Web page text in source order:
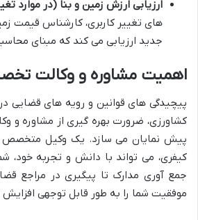
ارزیابی ارزش زمین و بنا (در موارد
های تغییر کاربری، کارشناس قیمت
جدید ارزیابی می کند که مبنای
اهمیت مشاوره و وکالت
پیچیدگی های قوانین و رویه های قضایی
کشاورزی، ضرورت بهره گیری از مشاوره و
پیش نمایان می سازد. یک وکیل متخصص
کیفری، می تواند با دانش و تجربه خود،
جمع آوری مدارک تا پیگیری در مراجع
موفقیت شما را به طور قابل توجهی